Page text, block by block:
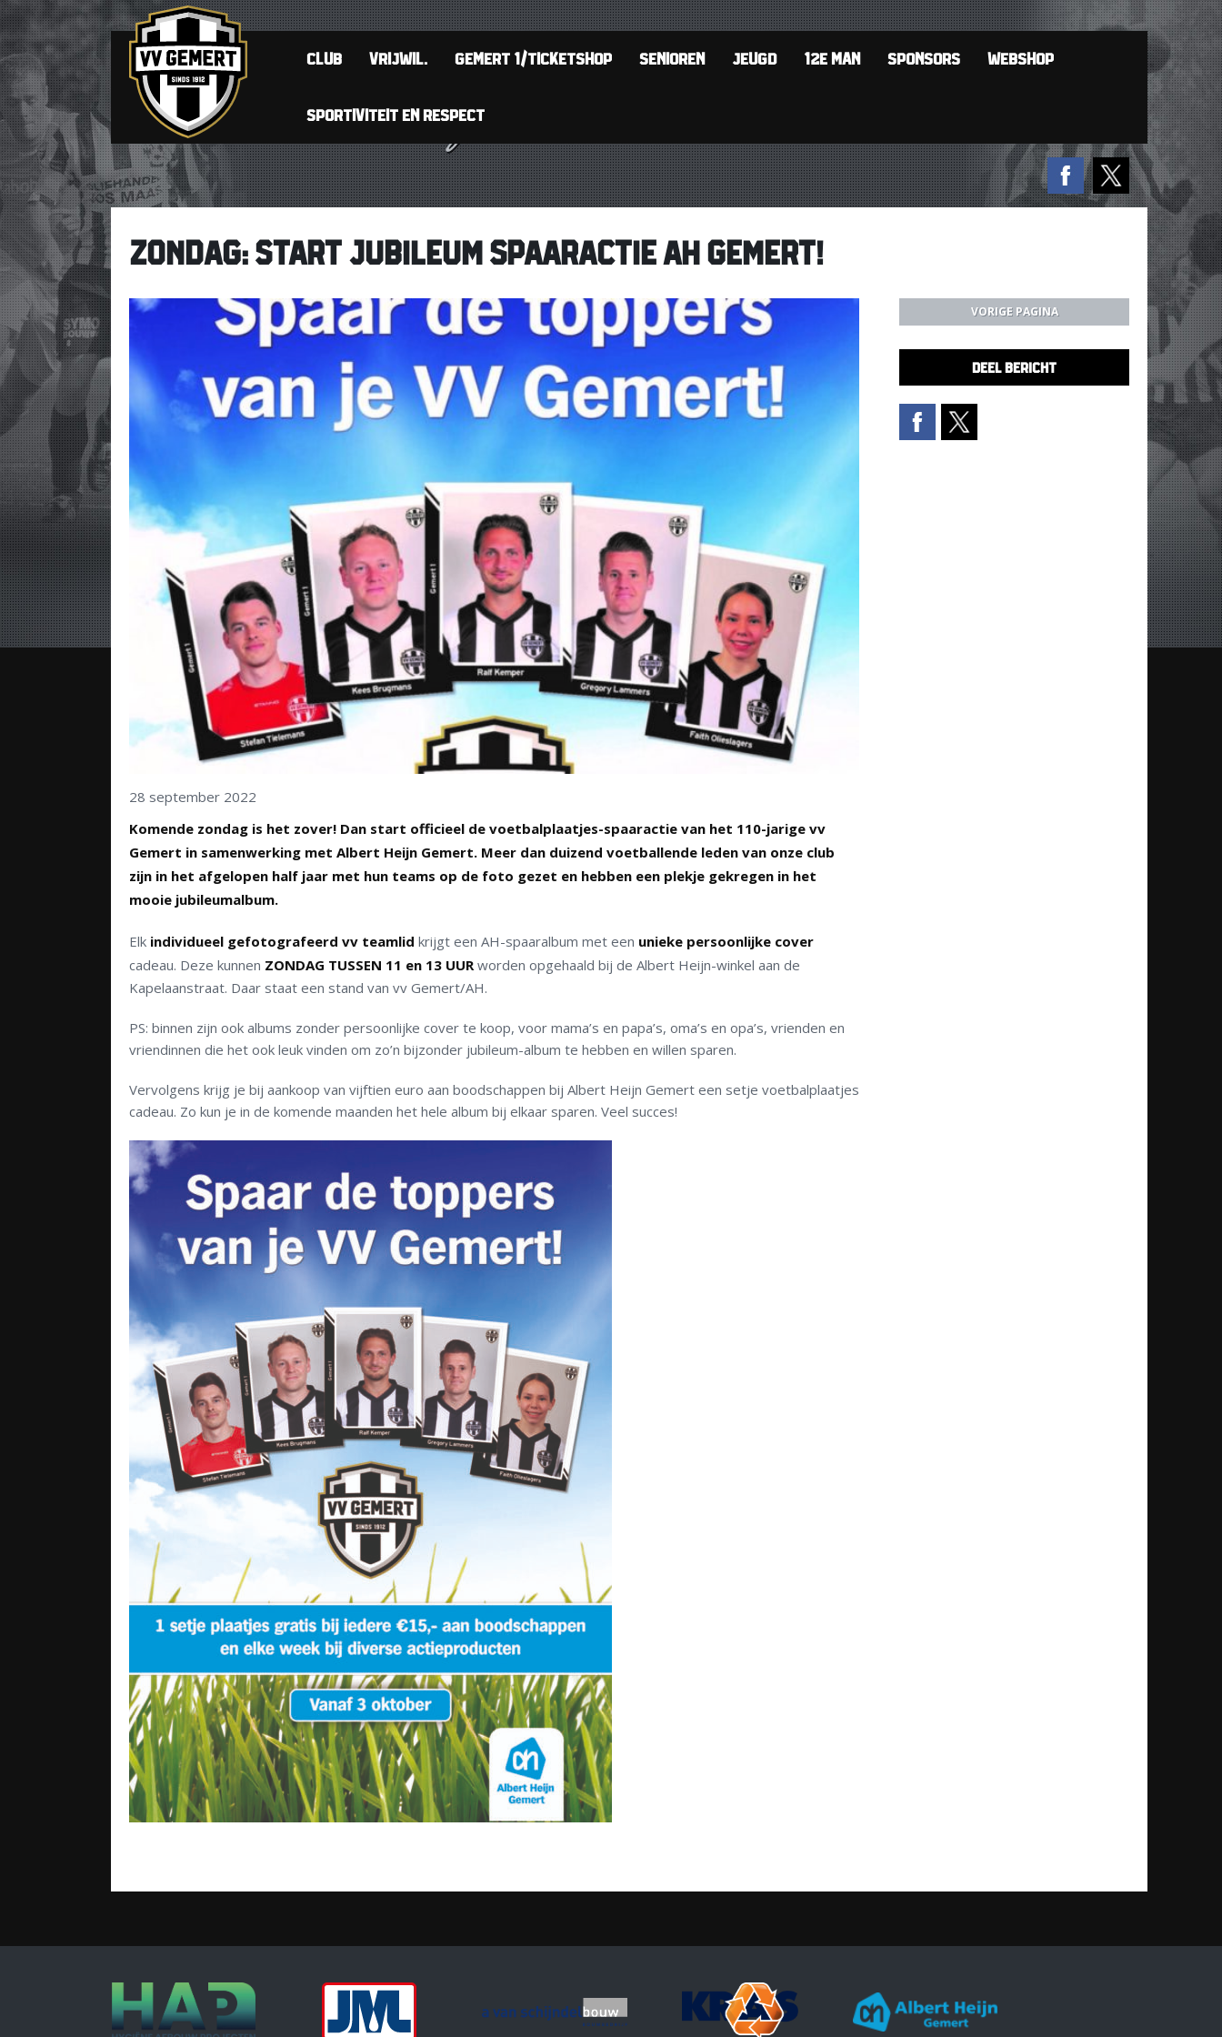
CLUB VRIJWIL. GEMERT 1/TICKETSHOP SENIOREN JEUGD 12E MAN SPONSORS WEBSHOP
SPORTIVITEIT EN RESPECT
ZONDAG: START JUBILEUM SPAARACTIE AH GEMERT!
28 september 2022
Komende zondag is het zover! Dan start officieel de voetbalplaatjes-spaaractie van het 110-jarige vv
Gemert in samenwerking met Albert Heijn Gemert. Meer dan duizend voetballende leden van onze club
zijn in het afgelopen half jaar met hun teams op de foto gezet en hebben een plekje gekregen in het
mooie jubileumalbum.
Elk individueel gefotografeerd vv teamlid krijgt een AH-spaaralbum met een unieke persoonlijke cover
cadeau. Deze kunnen ZONDAG TUSSEN 11 en 13 UURworden opgehaald bij de Albert Heijn-winkel aan de
Kapelaanstraat. Daar staat een stand van vv Gemert/AH.
PS: binnen zijn ook albums zonder persoonlijke cover te koop, voor mama’s en papa’s, oma’s en opa’s, vrienden en
vriendinnen die het ook leuk vinden om zo’n bijzonder jubileum-album te hebben en willen sparen.
Vervolgens krijg je bij aankoop van vijftien euro aan boodschappen bij Albert Heijn Gemert een setje voetbalplaatjes
cadeau. Zo kun je in de komende maanden het hele album bij elkaar sparen. Veel succes!
VORIGE PAGINA
DEEL BERICHT